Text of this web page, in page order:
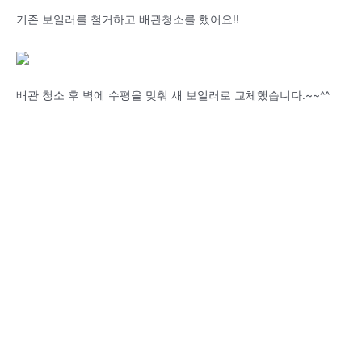
기존 보일러를 철거하고 배관청소를 했어요!!
배관 청소 후 벽에 수평을 맞춰 새 보일러로 교체했습니다.~~^^